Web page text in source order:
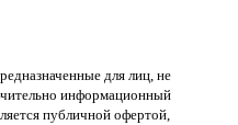
для лиц, не
информационный
публичной офертой,